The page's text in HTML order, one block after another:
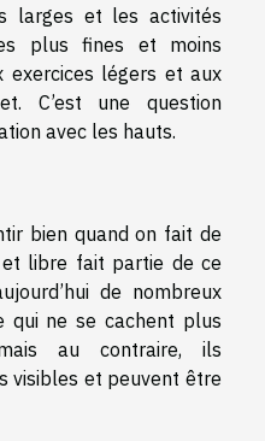
larges et les activités
plus fines et moins
exercices légers et aux
C’est une question
avec les hauts.
bien quand on fait de
et libre fait partie de ce
de nombreux
qui ne se cachent plus
au contraire, ils
visibles et peuvent être